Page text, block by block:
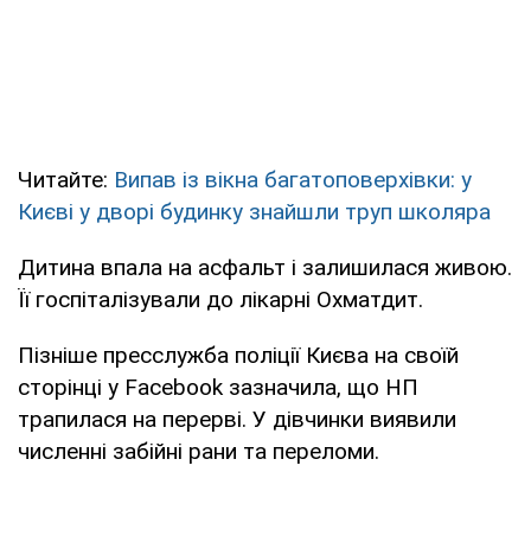
Читайте: Випав із вікна багатоповерхівки: у
Києві у дворі будинку знайшли труп школяра
Дитина впала на асфальт і залишилася живою.
Її госпіталізували до лікарні Охматдит.
Пізніше пресслужба поліції Києва на своїй
сторінці у Facebook зазначила, що НП
трапилася на перерві. У дівчинки виявили
численні забійні рани та переломи.